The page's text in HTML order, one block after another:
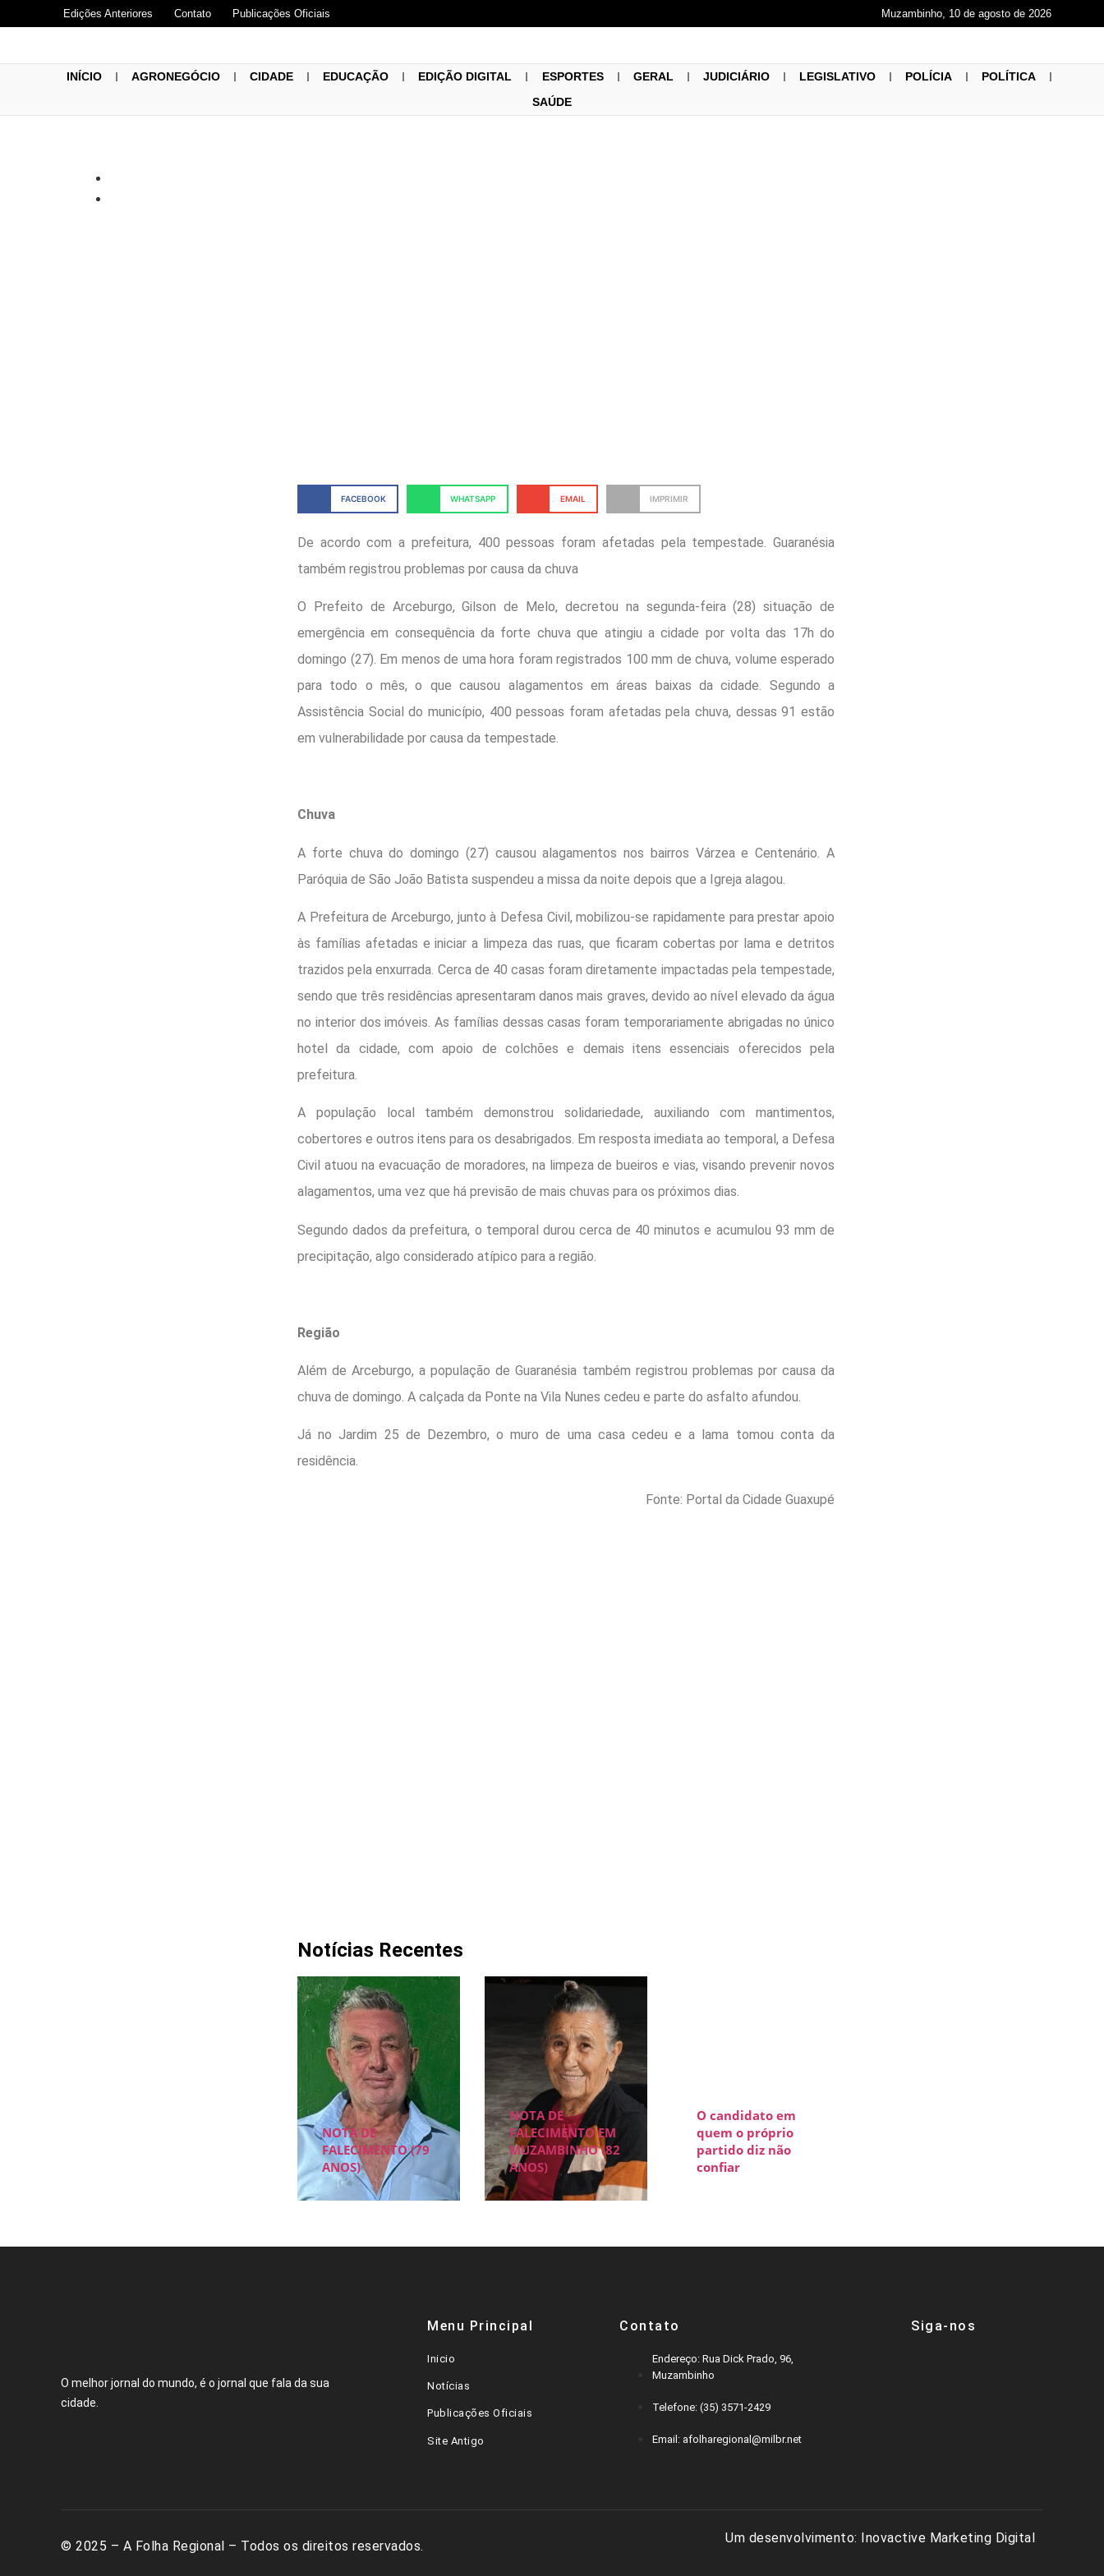
Edições Anteriores Contato Publicações Oficiais Muzambinho, 10 de agosto de 2026
INÍCIO AGRONEGÓCIO CIDADE EDUCAÇÃO EDIÇÃO DIGITAL ESPORTES GERAL JUDICIÁRIO LEGISLATIVO POLÍCIA
POLÍTICA
SAÚDE
FACEBOOK WHATSAPP EMAIL IMPRIMIR
De acordo com a prefeitura, 400 pessoas foram afetadas pela tempestade. Guaranésia
também registrou problemas por causa da chuva
O Prefeito de Arceburgo, Gilson de Melo, decretou na segunda-feira (28) situação de
emergência em consequência da forte chuva que atingiu a cidade por volta das 17h do
domingo (27). Em menos de uma hora foram registrados 100 mm de chuva, volume esperado
para todo o mês, o que causou alagamentos em áreas baixas da cidade. Segundo a
Assistência Social do município, 400 pessoas foram afetadas pela chuva, dessas 91 estão
em vulnerabilidade por causa da tempestade.
Chuva
A forte chuva do domingo (27) causou alagamentos nos bairros Várzea e Centenário. A
Paróquia de São João Batista suspendeu a missa da noite depois que a Igreja alagou.
A Prefeitura de Arceburgo, junto à Defesa Civil, mobilizou-se rapidamente para prestar apoio
às famílias afetadas e iniciar a limpeza das ruas, que ficaram cobertas por lama e detritos
trazidos pela enxurrada. Cerca de 40 casas foram diretamente impactadas pela tempestade,
sendo que três residências apresentaram danos mais graves, devido ao nível elevado da água
no interior dos imóveis. As famílias dessas casas foram temporariamente abrigadas no único
hotel da cidade, com apoio de colchões e demais itens essenciais oferecidos pela
prefeitura.
A população local também demonstrou solidariedade, auxiliando com mantimentos,
cobertores e outros itens para os desabrigados. Em resposta imediata ao temporal, a Defesa
Civil atuou na evacuação de moradores, na limpeza de bueiros e vias, visando prevenir novos
alagamentos, uma vez que há previsão de mais chuvas para os próximos dias.
Segundo dados da prefeitura, o temporal durou cerca de 40 minutos e acumulou 93 mm de
precipitação, algo considerado atípico para a região.
Região
Além de Arceburgo, a população de Guaranésia também registrou problemas por causa da
chuva de domingo. A calçada da Ponte na Vila Nunes cedeu e parte do asfalto afundou.
Já no Jardim 25 de Dezembro, o muro de uma casa cedeu e a lama tomou conta da
residência.
Fonte: Portal da Cidade Guaxupé
Notícias Recentes
NOTA DE
FALECIMENTO (79
ANOS)
NOTA DE
FALECIMENTO EM
MUZAMBINHO (82
ANOS)
O candidato em
quem o próprio
partido diz não
confiar
O melhor jornal do mundo, é o jornal que fala da sua
cidade.
Menu Principal
Inicio
Notícias
Publicações Oficiais
Site Antigo
Contato
Endereço: Rua Dick Prado, 96,
Muzambinho
Telefone: (35) 3571-2429
Email: afolharegional@milbr.net
Siga-nos
© 2025 – A Folha Regional – Todos os direitos reservados.
Um desenvolvimento: Inovactive Marketing Digital